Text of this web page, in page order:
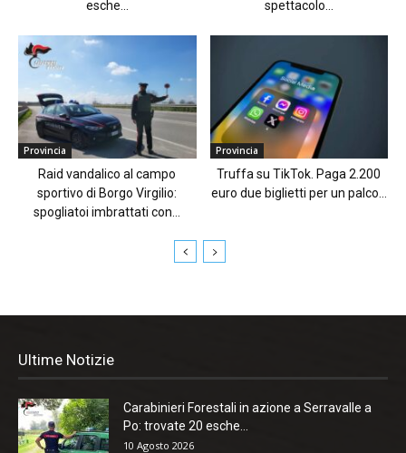
esche...
spettacolo...
Provincia
Raid vandalico al campo
sportivo di Borgo Virgilio:
spogliatoi imbrattati con...
Provincia
Truffa su TikTok. Paga 2.200
euro due biglietti per un palco...
Ultime Notizie
Carabinieri Forestali in azione a Serravalle a
Po: trovate 20 esche...
10 Agosto 2026